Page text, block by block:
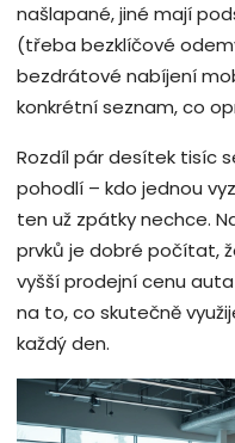
našlapané, jiné mají
(třeba bezklíčové
bezdrátové nabíjení
konkrétní seznam, co
Rozdíl pár desítek tisíc
pohodlí – kdo jednou
ten už zpátky nechce.
prvků je dobré počítat,
vyšší prodejní cenu
na to, co skutečně
každý den.